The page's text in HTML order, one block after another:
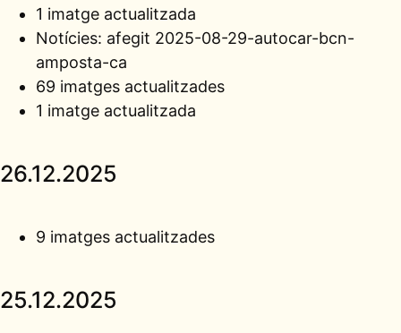
1 imatge actualitzada
Notícies: afegit 2025-08-29-autocar-bcn-
amposta-ca
69 imatges actualitzades
1 imatge actualitzada
26.12.2025
9 imatges actualitzades
25.12.2025